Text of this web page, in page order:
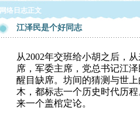
网络日志正文
江泽民是个好同志
从2002年交班给小胡之后，
席，军委主席，党总书记江
醒目缺席。坊间的猜测与世
木，都标志一个历史时代历
来一个盖棺定论。